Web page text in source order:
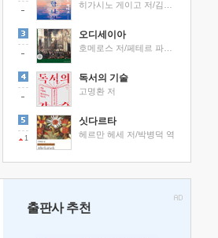
오디세이아
독서의 기술
고명환 저
1
싯다르타
헤르만 헤세 저/박병덕 역
출판사 추천